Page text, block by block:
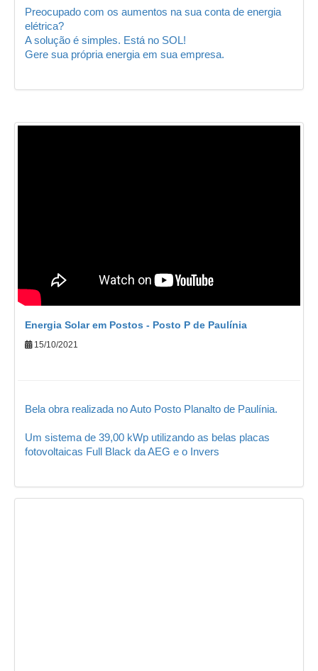
Preocupado com os aumentos na sua conta de energia
elétrica?
A solução é simples. Está no SOL!
Gere sua própria energia em sua empresa.
Energia Solar em Postos - Posto P de Paulínia
15/10/2021
Bela obra realizada no Auto Posto Planalto de Paulínia.
Um sistema de 39,00 kWp utilizando as belas placas
fotovoltaicas Full Black da AEG e o Invers